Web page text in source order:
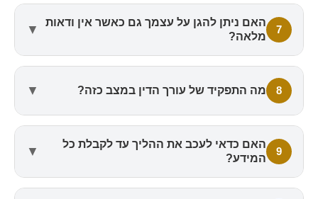
האם ניתן להגן על עצמך גם כאשר אין ודאות
מלאה?
▼
מה התפקיד של עורך הדין במצב כזה? ▼
האם כדאי לעכב את ההליך עד לקבלת כל
המידע?
▼